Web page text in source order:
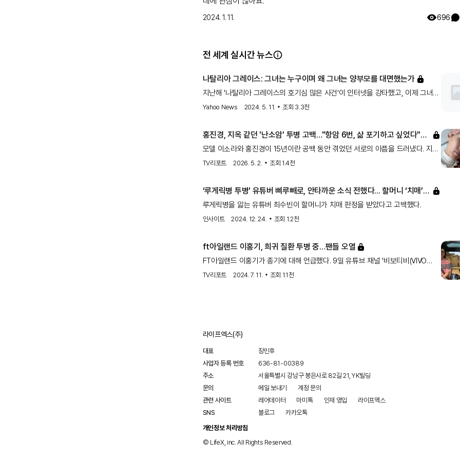
가와 정부 관계자 등이 모여 많은 이야기를 나눈다고 하는데요.
레어노트 팀이 담은 생생한 현장 스케치도 전해 드릴게요.
세계 희귀질환의 날
게시글 남기러 가기
참고 문헌
2024. 1. 11. 696
전 세계 실시간 뉴스
나탈리아 그레이스: 그녀는 누구이며 왜 그녀는 양부모를 대면했는가
지난해 '나탈리아 그레이스의 호기심 많은 사건'이 인터넷을 강타했고, 이제 그녀가
자신의 이야기를 하고 있습니다.
Yahoo News 2024. 5. 11. 조회 3.3천
홍진경, 지옥 같던 '난소암' 투병 고백…"항암 6번, 삶 포기하고 싶었다"
('소라와 진경')
모델 이소라와 홍진경이 15년이란 공백 동안 겪었던 서로의 아픔을 드러냈다. 지난
26일 첫 방송된 MBC '소라와 진경'에서 두 사람은 연예계 생활 도중 겪었던
TV리포트 2026. 5. 2. 조회 1.4천
‘루게릭병 투병’ 유튜버 삐루빼로, 안타까운 소식 전했다... 할머니 ‘치매’
판정
루게릭병을 앓는 유튜버 최수빈이 할머니가 치매 판정을 받았다고 고백했다.
인사이트 2024. 12. 24. 조회 1.2천
ft아일랜드 이홍기, 희귀 질환 투병 중…팬들 오열
FT아일랜드 이홍기가 종기에 대해 언급했다. 9일 유튜브 채널 '비보티비(VIVO
TV)'에는 '원조 아이돌 밴드 이홍기랑 한 차로 가'란 제목의 영상이 게재됐다.
TV리포트 2024. 7. 11. 조회 1.1천
라이프엑스(주)
대표
장민후
사업자 등록 번호
636-81-00389
주소
서울특별시 강남구 봉은사로 82길 21, YK빌딩
문의
메일 보내기
계정 문의
관련 사이트
레어데이터 마미톡 인재 영입
라이프엑스
SNS
블로그
카카오톡
개인정보 처리방침
© LifeX, inc. All Rights Reserved.